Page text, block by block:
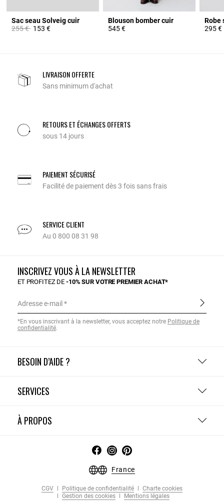
Sac seau Solveig cuir
Prix réduit à partir de
255 €à153 €
Blouson bomber cuir
545 €
Robe
295 €
LIVRAISON OFFERTE
Sans minimum d'achat
RETOURS ET ÉCHANGES OFFERTS
sous 14 jours
PAIEMENT SÉCURISÉ
Facilité de paiement dès 3 fois sans frais
SERVICE CLIENT
Au 0 800 08 31 98
BESOIN D’AIDE ?
SERVICES
À PROPOS
INSCRIVEZ VOUS À LA NEWSLETTER
ET PROFITEZ DE-10% SUR VOTRE PREMIER ACHAT*
Adresse e-mail
*En vous inscrivant à la newsletter, vous acceptez notre Politique de
confidentialité.
France
CGV Politique de confidentialité
Charte cookies
Gestion des cookies
Mentions légales